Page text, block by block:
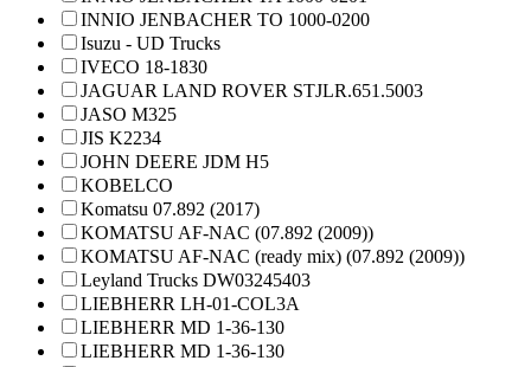
INNIO JENBACHER TO 1000-0200
Isuzu - UD Trucks
IVECO 18-1830
JAGUAR LAND ROVER STJLR.651.5003
JASO M325
JIS K2234
JOHN DEERE JDM H5
KOBELCO
Komatsu 07.892 (2017)
KOMATSU AF-NAC (07.892 (2009))
KOMATSU AF-NAC (ready mix) (07.892 (2009))
Leyland Trucks DW03245403
LIEBHERR LH-01-COL3A
LIEBHERR MD 1-36-130
LIEBHERR MD 1-36-130